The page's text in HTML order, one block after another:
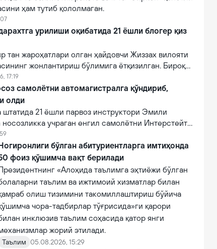
ҳам тутиб қололмаган.
урилиши оқибатида 21 ёшли блогер қиз
тан жароҳатлари олган ҳайдовчи Жиззах вилояти
жонлантириш бўлимига ётқизилган. Бироқ
кўрсатилган тиббий муолажаларга
этган.
17:19
самолётни автомагистралга қўндириб,
олди
21 ёшли парвоз инструктори Эмили
учраган енгил самолётни Интерстейт
муваффақиятли қўндириб, эҳтимолий йирик
олди.
бўлган абитуриентларга имтиҳонда
фоиз қўшимча вақт берилади
«Алоҳида таълимга эҳтиёжи бўлган
таълим ва ижтимоий хизматлар билан
олиш тизимини такомиллаштириш бўйича
чора-тадбирлар тўғрисида»ги қарори
инклюзив таълим соҳасида қатор янги
жорий этилади.
Таълим 05.08.2026, 15:29